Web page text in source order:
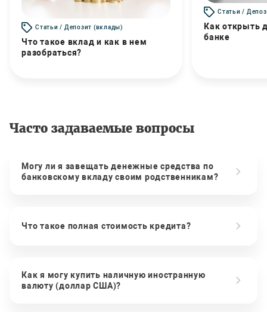
Статьи / Депозит (вклады)
Что такое вклад и как в нем
разобраться?
Статьи /
Как открыть
банке
Часто задаваемые вопросы
Могу ли я завещать денежные средства по
банковскому вкладу своим родственникам?
Что такое полная стоимость кредита?
Как я могу купить наличную иностранную
валюту (доллар США)?